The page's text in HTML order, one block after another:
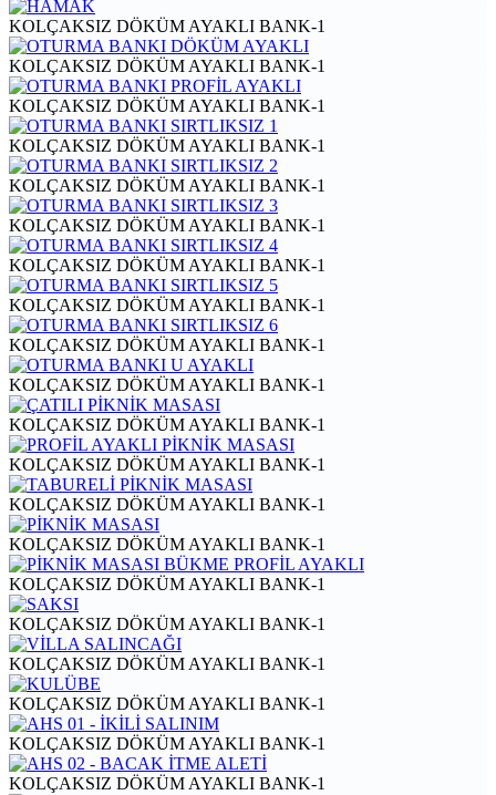
KOLÇAKSIZ DÖKÜM AYAKLI BANK-1
KOLÇAKSIZ DÖKÜM AYAKLI BANK-1
KOLÇAKSIZ DÖKÜM AYAKLI BANK-1
KOLÇAKSIZ DÖKÜM AYAKLI BANK-1
KOLÇAKSIZ DÖKÜM AYAKLI BANK-1
KOLÇAKSIZ DÖKÜM AYAKLI BANK-1
KOLÇAKSIZ DÖKÜM AYAKLI BANK-1
KOLÇAKSIZ DÖKÜM AYAKLI BANK-1
KOLÇAKSIZ DÖKÜM AYAKLI BANK-1
KOLÇAKSIZ DÖKÜM AYAKLI BANK-1
KOLÇAKSIZ DÖKÜM AYAKLI BANK-1
KOLÇAKSIZ DÖKÜM AYAKLI BANK-1
KOLÇAKSIZ DÖKÜM AYAKLI BANK-1
KOLÇAKSIZ DÖKÜM AYAKLI BANK-1
KOLÇAKSIZ DÖKÜM AYAKLI BANK-1
KOLÇAKSIZ DÖKÜM AYAKLI BANK-1
KOLÇAKSIZ DÖKÜM AYAKLI BANK-1
KOLÇAKSIZ DÖKÜM AYAKLI BANK-1
KOLÇAKSIZ DÖKÜM AYAKLI BANK-1
KOLÇAKSIZ DÖKÜM AYAKLI BANK-1